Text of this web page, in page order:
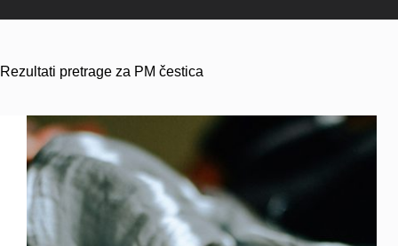
Rezultati pretrage za PM čestica